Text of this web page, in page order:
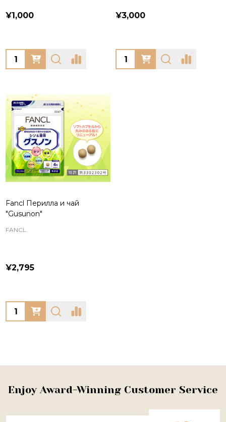
¥1,000
Quantity:
¥3,000
Quantity:
Fancl Перилла и чай
"Gusunon"
FANCL
¥2,795
Quantity:
Footer
Enjoy Award-Winning Customer Service